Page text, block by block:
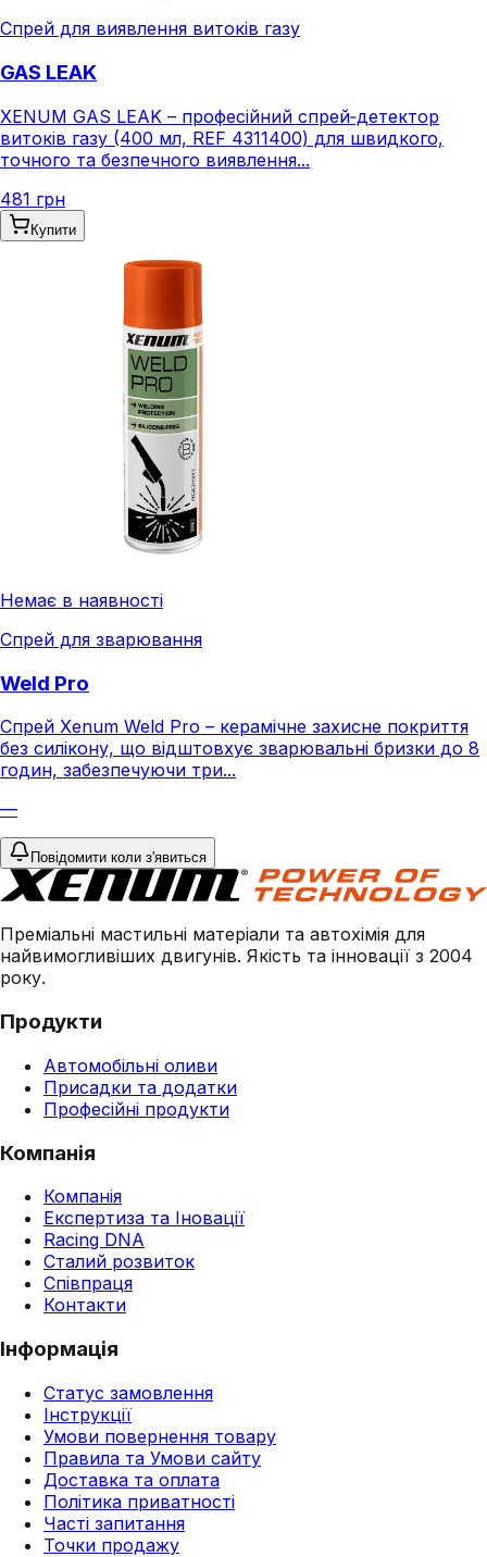
Спрей для виявлення витоків газу
GAS LEAK
XENUM GAS LEAK – професійний спрей‑детектор
витоків газу (400 мл, REF 4311400) для швидкого,
точного та безпечного виявлення...
481 грн
Купити
Немає в наявності
Спрей для зварювання
Weld Pro
Спрей Xenum Weld Pro – керамічне захисне покриття
без силікону, що відштовхує зварювальні бризки до 8
годин, забезпечуючи три...
—
Повідомити коли з'явиться
Преміальні мастильні матеріали та автохімія для
найвимогливіших двигунів. Якість та інновації з 2004
року.
Продукти
Автомобільні оливи
Присадки та додатки
Професійні продукти
Компанія
Компанія
Експертиза та Іновації
Racing DNA
Сталий розвиток
Співпраця
Контакти
Інформація
Статус замовлення
Інструкції
Умови повернення товару
Правила та Умови сайту
Доставка та оплата
Політика приватності
Часті запитання
Точки продажу